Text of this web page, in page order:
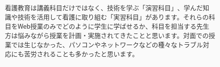
看護教育は講義科目だけではなく、技術を学ぶ「演習科目」、学んだ知
識や技術を活用して看護に取り組む「実習科目」があります。それらの科
目をWeb授業のみでどのように学生に学ばせるか、科目を担当する先生
方は悩みながら授業を計画・実施されてきたことと思います。対面での授
業では生じなかった、パソコンやネットワークなどの種々なトラブル対
応にも苦労されることも多かったと思います。